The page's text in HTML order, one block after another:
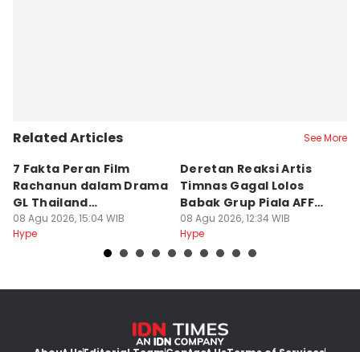
Related Articles See More
7 Fakta Peran Film
Rachanun dalam Drama
GL Thailand
Moonshadow
08 Agu 2026, 15:04 WIB
Hype
Deretan Reaksi Artis
Timnas Gagal Lolos
Babak Grup Piala AFF
2026
08 Agu 2026, 12:34 WIB
Hype